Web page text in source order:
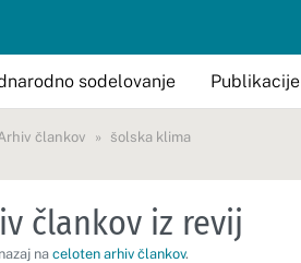
sodelovanje Publikacije
člankov šolska klima
člankov iz revij
naceloten arhiv člankov.